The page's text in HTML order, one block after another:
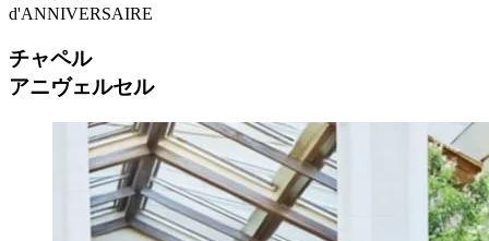
d'ANNIVERSAIRE
チャペル
アニヴェルセル